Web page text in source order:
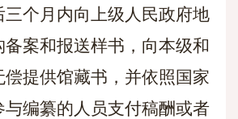
三个月内向上级人民政府地
案和报送样书，向本级和
提供馆藏书，并依照国家
与编纂的人员支付稿酬或者